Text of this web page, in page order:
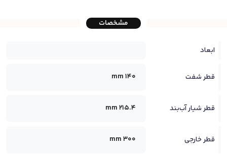
مشخصات
ابعاد
قطر شفت 140 mm
قطر شیار آب‌بند 215.4 mm
قطر خارجی 300 mm